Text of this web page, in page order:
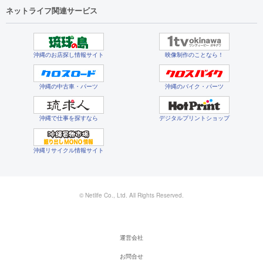
ネットライフ関連サービス
沖縄のお店探し情報サイト 映像制作のことなら！
沖縄の中古車・パーツ 沖縄のバイク・パーツ
沖縄で仕事を探すなら デジタルプリントショップ
沖縄リサイクル情報サイト
© Netlife Co., Ltd. All Rights Reserved.
運営会社
お問合せ